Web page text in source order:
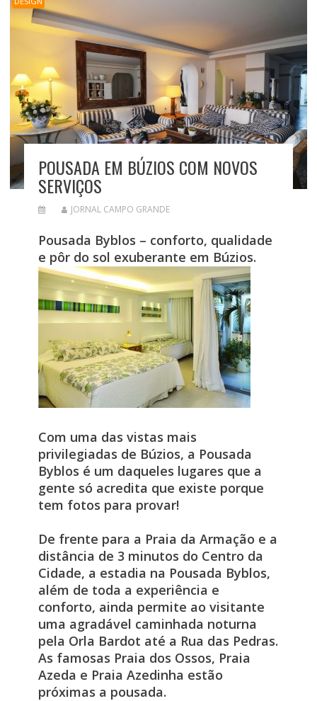
POUSADA EM BÚZIOS COM NOVOS
SERVIÇOS
JORNAL CAMPO GRANDE
Pousada Byblos – conforto, qualidade
e pôr do sol exuberante em Búzios.
Com uma das vistas mais
privilegiadas de Búzios, a Pousada
Byblos é um daqueles lugares que a
gente só acredita que existe porque
tem fotos para provar!
De frente para a Praia da Armação e a
distância de 3 minutos do Centro da
Cidade, a estadia na Pousada Byblos,
além de toda a experiência e
conforto, ainda permite ao visitante
uma agradável caminhada noturna
pela Orla Bardot até a Rua das Pedras.
As famosas Praia dos Ossos, Praia
Azeda e Praia Azedinha estão
próximas a pousada.